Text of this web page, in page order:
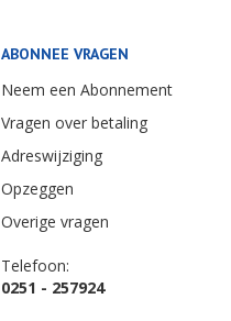
ABONNEE VRAGEN
Neem een Abonnement
Vragen over betaling
Adreswijziging
Opzeggen
Overige vragen
Telefoon:
0251 - 257924